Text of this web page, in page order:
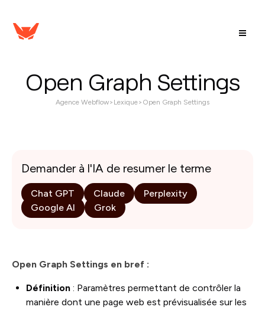
Open Graph Settings
Agence Webflow> Lexique> Open Graph Settings
Demander à l'IA de resumer le terme
Chat GPT Claude
Perplexity
Google AI
Grok
Open Graph Settings en bref :
Définition : Paramètres permettant de contrôler la
manière dont une page web est prévisualisée sur les